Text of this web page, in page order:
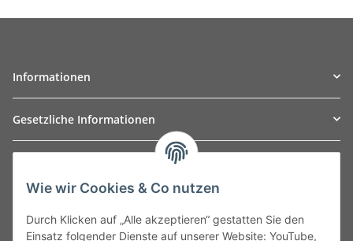
Informationen
Gesetzliche Informationen
Leibnizstraße 2a
Germany
Wie wir Cookies & Co nutzen
Durch Klicken auf „Alle akzeptieren“ gestatten Sie den
Einsatz folgender Dienste auf unserer Website: YouTube,